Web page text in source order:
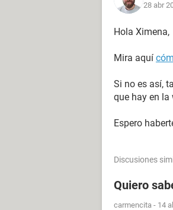
28 abr
Hola Ximena,
Mira aquí
Si no es así,
que hay en la
Espero
Discusiones
Quiero
carmencita - 14